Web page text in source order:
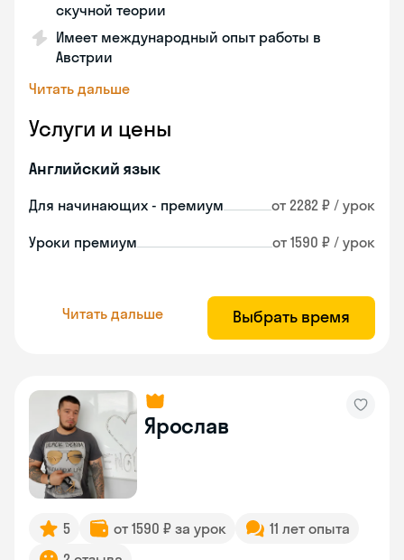
скучной теории
Имеет международный опыт работы в
Австрии
Читать дальше
Услуги и цены
Английский язык
Для начинающих - премиум от 2282 ₽ / урок
Уроки премиум от 1590 ₽ / урок
Читать дальше Выбрать время
Ярослав
5 от 1590 ₽ за урок
11 лет опыта